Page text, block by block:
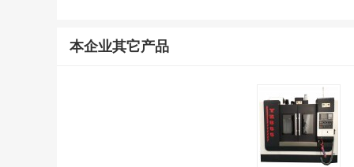
本企业其它产品